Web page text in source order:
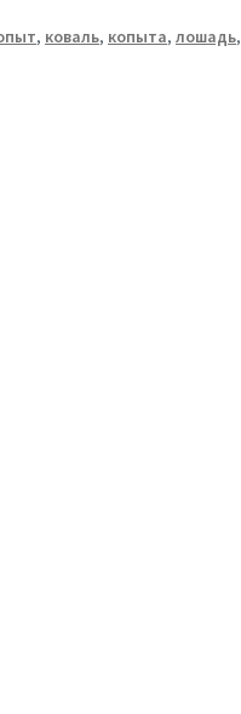
, коваль, копыта,лошадь,